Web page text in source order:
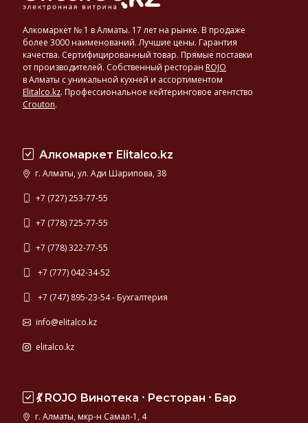
Алкомаркет № 1 в Алматы. 17 лет на рынке. В продаже
более 3000 наименований. Лучшие цены. Гарантия
качества. Сертифицированный товар. Прямые поставки
от производителей. Собственный ресторан ROJO
в Алматы с уникальной кухней и ассортиментом
Elitalco.kz. Профессиональное кейтеринговое агентство
Crouton.
Алкомаркет Elitalco.kz
г. Алматы, ул. Ади Шарипова, 38
+7 (727) 253-77-55
+7 (778) 725-77-55
+7 (778) 322-77-55
+7 (777) 042-34-52
+7 (747) 895-23-54 - Бухгалтерия
info@elitalco.kz
elitalco.kz
💃 ROJO Винотека ⸱ Ресторан ⸱ Бар
г. Алматы, мкр-н Самал-1, 4